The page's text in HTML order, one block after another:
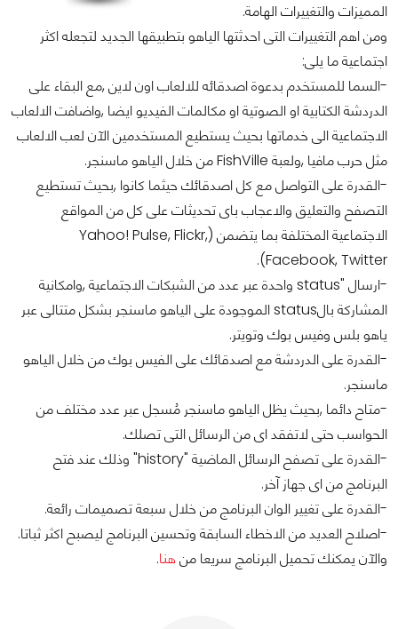
المميزات والتغييرات الهامة.
ومن اهم التغييرات التى احدثتها الياهو بتطبيقها الجديد لتجعله اكثر
اجتماعية ما يلى:
-السما للمستخدم بدعوة اصدقائه للالعاب اون لاين ,مع البقاء على
الدردشة الكتابية او الصوتية او مكالمات الفيديو ايضا ,واضافت الالعاب
الاجتماعية الى خدماتها بحيث يستطيع المستخدمين الآن لعب الالعاب
مثل حرب مافيا ,ولعبة FishVille من خلال الياهو ماسنجر.
-القدرة على التواصل مع كل اصدقائك حيثما كانوا ,بحيث تستطيع
التصفح والتعليق والاعجاب باى تحديثات على كل من المواقع
الاجتماعية المختلفة بما يتضمن (Yahoo! Pulse, Flickr,
Facebook, Twitter).
-ارسال "status واحدة عبر عدد من الشبكات الاجتماعية ,وامكانية
المشاركة بالstatus الموجودة على الياهو ماسنجر بشكل متتالى عبر
ياهو بلس وفيس بوك وتويتر.
-القدرة على الدردشة مع اصدقائك على الفيس بوك من خلال الياهو
ماسنجر.
-متاح دائما ,بحيث يظل الياهو ماسنجر مُسجل عبر عدد مختلف من
الحواسب حتى لاتفقد اى من الرسائل التى تصلك.
-القدرة على تصفح الرسائل الماضية "history" وذلك عند فتح
البرنامج من اى جهاز آخر.
-القدرة على تغيير الوان البرنامج من خلال سبعة تصميمات رائعة.
-اصلاح العديد من الاخطاء السابقة وتحسين البرنامج ليصبح اكثر ثباتا.
والآن يمكنك تحميل البرنامج سريعا منهنا.